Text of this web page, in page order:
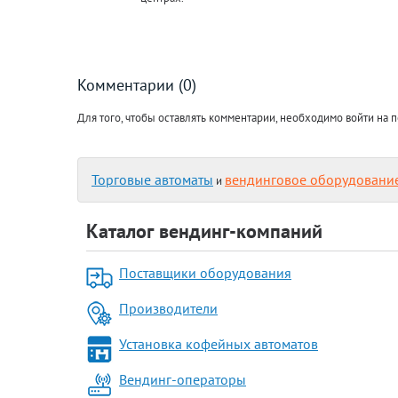
Комментарии (0)
Для того, чтобы оставлять комментарии, необходимо войти на
Торговые автоматы и вендинговое
Каталог вендинг-компаний
Поставщики оборудования
Производители
Установка кофейных автоматов
Вендинг-операторы